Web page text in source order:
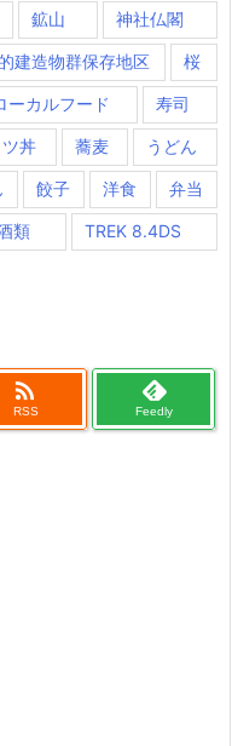
鉱山 神社仏閣
建造物群保存地区 桜
ーカルフード 寿司
丼 蕎麦 うどん
餃子 洋食 弁当
類 TREK 8.4DS

RSS Feedly